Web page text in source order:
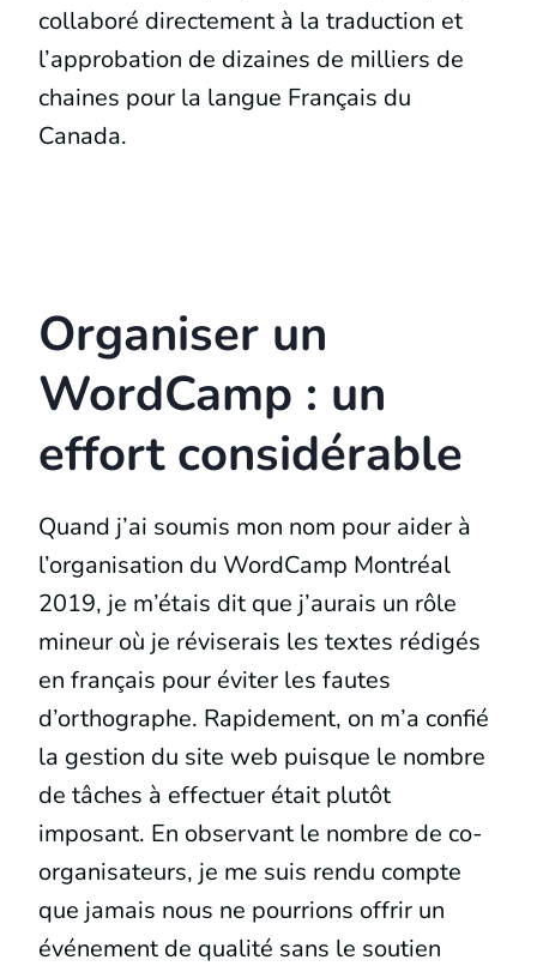
collaboré directement à la traduction et
l’approbation de dizaines de milliers de
chaines pour la langue Français du
Canada.
Organiser un
WordCamp : un
effort considérable
Quand j’ai soumis mon nom pour aider à
l’organisation du WordCamp Montréal
2019, je m’étais dit que j’aurais un rôle
mineur où je réviserais les textes rédigés
en français pour éviter les fautes
d’orthographe. Rapidement, on m’a confié
la gestion du site web puisque le nombre
de tâches à effectuer était plutôt
imposant. En observant le nombre de co-
organisateurs, je me suis rendu compte
que jamais nous ne pourrions offrir un
événement de qualité sans le soutien